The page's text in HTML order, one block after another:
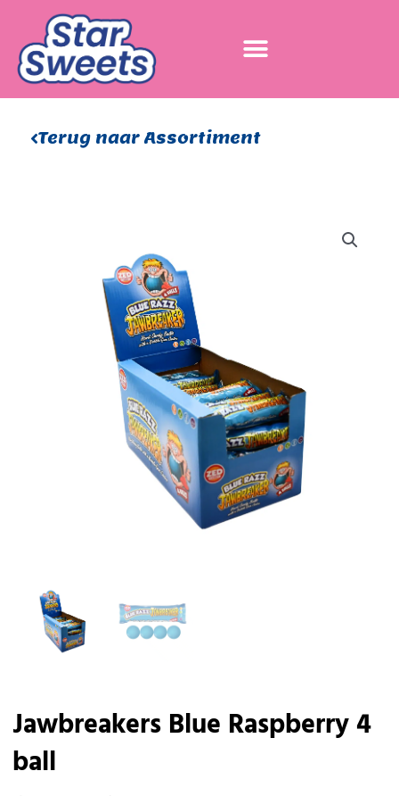
inhoud
Terug naar Assortiment
Jawbreakers Blue Raspberry 4
ball